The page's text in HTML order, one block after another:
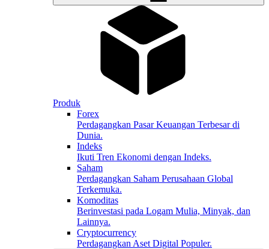
Produk
Forex
Perdagangkan Pasar Keuangan Terbesar di
Dunia.
Indeks
Ikuti Tren Ekonomi dengan Indeks.
Saham
Perdagangkan Saham Perusahaan Global
Terkemuka.
Komoditas
Berinvestasi pada Logam Mulia, Minyak, dan
Lainnya.
Cryptocurrency
Perdagangkan Aset Digital Populer.